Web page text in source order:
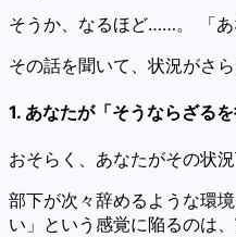
そうか、なるほど……。 「あ
その話を聞いて、状況がさ
1. あなたが「そうならざる
おそらく、あなたがその状
部下が次々辞めるような環
い」という感覚に陥るのは